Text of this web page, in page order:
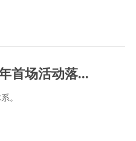
首场活动落...
。